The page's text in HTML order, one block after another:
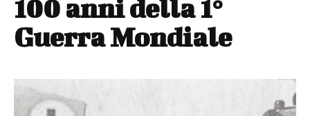
100 anni della 1°
Guerra Mondiale